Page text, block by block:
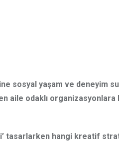
sosyal yaşam ve deneyim
aile odaklı
tasarlarken hangi kreatif